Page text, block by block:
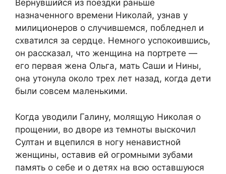
Вернувшийся из поездки раньше
назначенного времени Николай, узнав у
милиционеров о случившемся, побледнел и
схватился за сердце. Немного успокоившись,
он рассказал, что женщина на портрете —
его первая жена Ольга, мать Саши и Нины,
она утонула около трех лет назад, когда дети
были совсем маленькими.
Когда уводили Галину, молящую Николая о
прощении, во дворе из темноты выскочил
Султан и вцепился в ногу ненавистной
женщины, оставив ей огромными зубами
память о себе и о детях на всю оставшуюся